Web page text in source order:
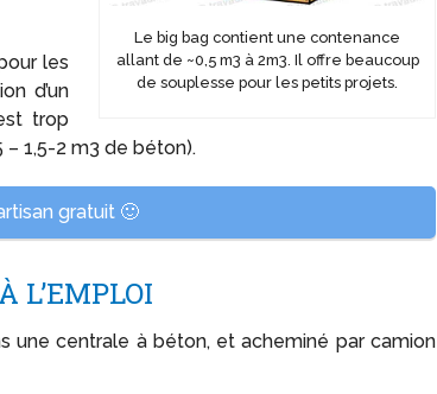
Le big bag contient une contenance
allant de ~0,5 m3 à 2m3. Il offre beaucoup
de souplesse pour les petits projets.
les
d’un
trop
1,5-2 m3 de béton).
gratuit 🙂
L’EMPLOI
une centrale à béton, et acheminé par camion